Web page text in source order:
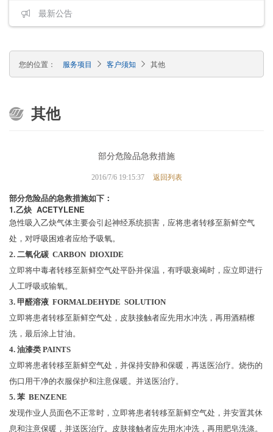
最新公告
您的位置： 服务项目 客户须知 其他
其他
部分危险品急救措施
2016/7/6 19:15:37 返回列表
部分危险品的急救措施如下：
1.乙炔 ACETYLENE
急性吸入乙炔气体主要会引起神经系统损害，应将患者转移至新鲜空气
处，对呼吸困难者应给予吸氧。
2. 二氧化碳 CARBON DIOXIDE
立即将中毒者转移至新鲜空气处平卧并保温，有呼吸衰竭时，应立即进行
人工呼吸或输氧。
3. 甲醛溶液 FORMALDEHYDE SOLUTION
立即将患者转移至新鲜空气处，皮肤接触者应先用水冲洗，再用酒精檫
洗，最后涂上甘油。
4. 油漆类 PAINTS
立即将患者转移至新鲜空气处，并保持安静和保暖，再送医治疗。烧伤的
伤口用干净的衣服保护和注意保暖。并送医治疗。
5. 苯 BENZENE
发现作业人员面色不正常时，立即将患者转移至新鲜空气处，并安置其休
息和注意保暖，并送医治疗。皮肤接触者应先用水冲洗，再用肥皂洗涤。